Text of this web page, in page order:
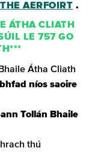
AERFOIRT .
ÁTHA CLIATH
LE 757 GO
Átha Cliath
níos saoire
Tollán Bhaile
thú